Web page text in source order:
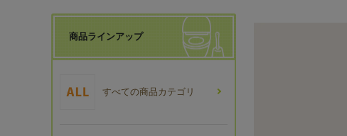
商品ラインアップ
すべての商品カテゴリ